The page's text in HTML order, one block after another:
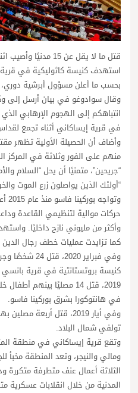
قتل ما لا يقل عن 15
استهدف كنيسة كاثوليكية في قرية
بحسب ما أعلن مسؤول أبرشية دوري،
وقال سوادوغو في بيان أرسل إلى
انتباهكم إلى الهجوم الإرهابي
في قرية إيساكاني أثناء تجمع
منهم على الفور وثلاثة في المركز
“جريحين”، متمنيًا أن يحل “السلام
“أولئك الذين يواصلون زرع الموت
وأكثر من مليوني نازح داخليًا.
كما تزايدت عمليات خطف رجال
كنيسة بروتستانتية في قرية
2019، قتل 14 مصليًا
في هانتوكورا بشرق بوركينا فاسو.
وفي أيار 2019، قتل
تولفي شمال البلاد.
وتقع قرية إيساكاني في منطقة
ومالي والنيجر، وتعد المنطقة مخبأ
الثلاثة أعمال عنف متطرفة
المدنية من خلال انقلابات عسكرية